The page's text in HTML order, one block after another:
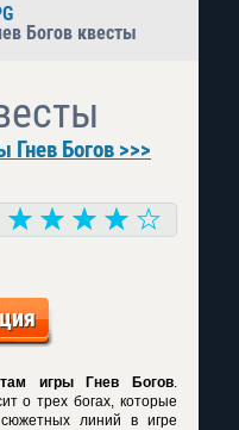
Богов квесты
Гнев Богов >>>
игры Гнев Богов.
о трех богах, которые
линий в игре